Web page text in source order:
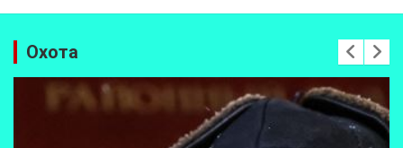
Охота